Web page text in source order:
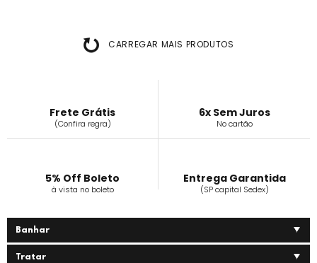
CARREGAR MAIS PRODUTOS
Frete Grátis
(Confira regra)
6x Sem Juros
No cartão
5% Off Boleto
à vista no boleto
Entrega Garantida
(SP capital Sedex)
Banhar
Tratar